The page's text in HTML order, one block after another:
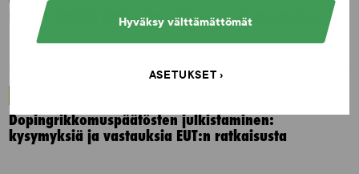
Hyväksy välttämättömät
ASETUKSET
Iljukov SUEKin lääketieteelliseksi asiantuntijaksi
Dopingrikkomuspäätösten julkistaminen:
kysymyksiä ja vastauksia EUT:n ratkaisusta